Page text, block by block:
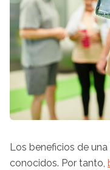
Los beneficios de
conocidos. Por tanto,